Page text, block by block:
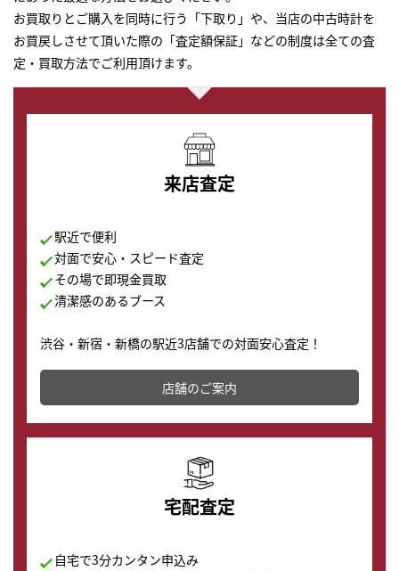
お買取りとご購入を同時に行う「下取り」や、当店の中古時計を
お買戻しさせて頂いた際の「査定額保証」などの制度は全ての査
定・買取方法でご利用頂けます。
来店査定
駅近で便利
対面で安心・スピード査定
その場で即現金買取
清潔感のあるブース
渋谷・新宿・新橋の駅近3店舗での対面安心査定！
その場で現金買取致します。渋谷本店では、時計販売の
店舗を併設しており、下取りに出してお得に新しい時計
の購入もできます♪
店舗のご案内
宅配査定
自宅で3分カンタン申込み